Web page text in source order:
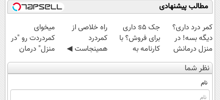
مطالب پیشنهادی
کمر درد داری؟
دیگه بسه! در
منزل درمانش
کن
(◀پرسش‌نامه)
جک s5 داری
برای فروش؟ با
کارنامه به
بهترین قیمت
بفروش!
‌راه خلاصی از
کمردرد
همینجاست ◀
فقط کافیه فرم
رو پر کنی!
میخوای
کمردردت رو "در
منزل" درمان
کنی؟ (◂فیلم +
◂پرسش‌نامه)
نظر شما
نام